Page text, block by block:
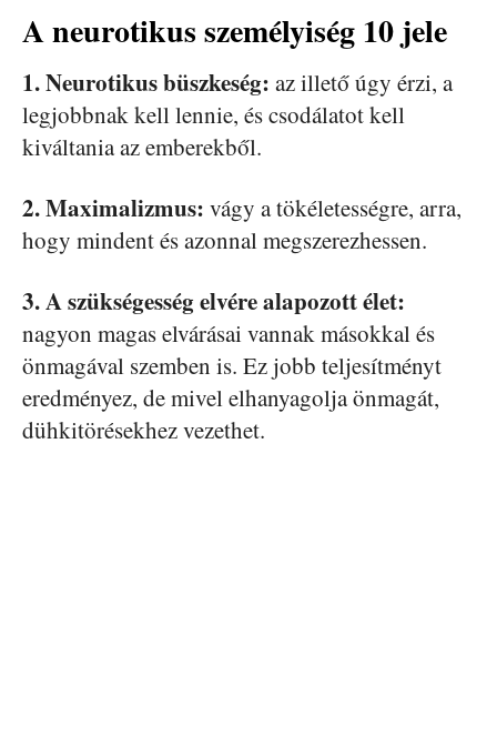
A neurotikus személyiség 10 jele
1. Neurotikus büszkeség: az illető úgy érzi, a
legjobbnak kell lennie, és csodálatot kell
kiváltania az emberekből.
2. Maximalizmus: vágy a tökéletességre, arra,
hogy mindent és azonnal megszerezhessen.
3. A szükségesség elvére alapozott élet:
nagyon magas elvárásai vannak másokkal és
önmagával szemben is. Ez jobb teljesítményt
eredményez, de mivel elhanyagolja önmagát,
dühkitörésekhez vezethet.